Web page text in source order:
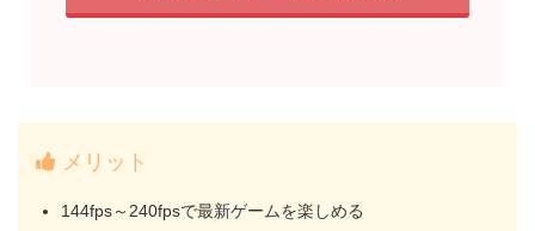
メリット
144fps～240fpsで最新ゲームを楽しめる